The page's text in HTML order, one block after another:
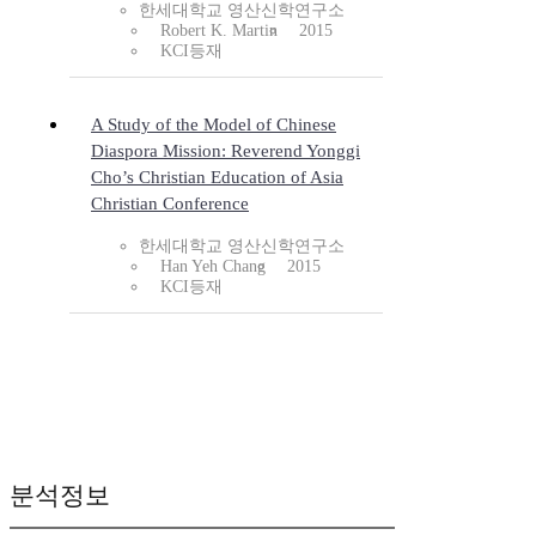
한세대학교 영산신학연구소
Robert K. Martin
2015
KCI등재
A Study of the Model of Chinese
Diaspora Mission: Reverend Yonggi
Cho’s Christian Education of Asia
Christian Conference
한세대학교 영산신학연구소
Han Yeh Chang
2015
KCI등재
분석정보